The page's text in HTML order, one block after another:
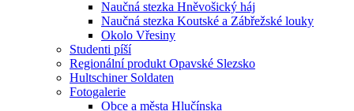
Naučná stezka Hněvošický háj
Naučná stezka Koutské a Zábřežské louky
Okolo Vřesiny
Studenti píší
Regionální produkt Opavské Slezsko
Hultschiner Soldaten
Fotogalerie
Obce a města Hlučínska